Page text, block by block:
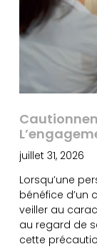
juillet 31, 2026
Lorsqu’une
bénéfice d’un
veiller au
au regard de
cette